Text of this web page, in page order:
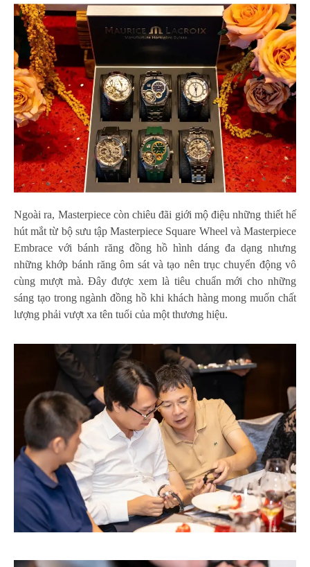
Ngoài ra, Masterpiece còn chiêu đãi giới mộ điệu những thiết hế
hút mắt từ bộ sưu tập Masterpiece Square Wheel và Masterpiece
Embrace với bánh răng đồng hồ hình dáng đa dạng nhưng
những khớp bánh răng ôm sát và tạo nên trục chuyển động vô
cùng mượt mà. Đây được xem là tiêu chuẩn mới cho những
sáng tạo trong ngành đồng hồ khi khách hàng mong muốn chất
lượng phải vượt xa tên tuổi của một thương hiệu.